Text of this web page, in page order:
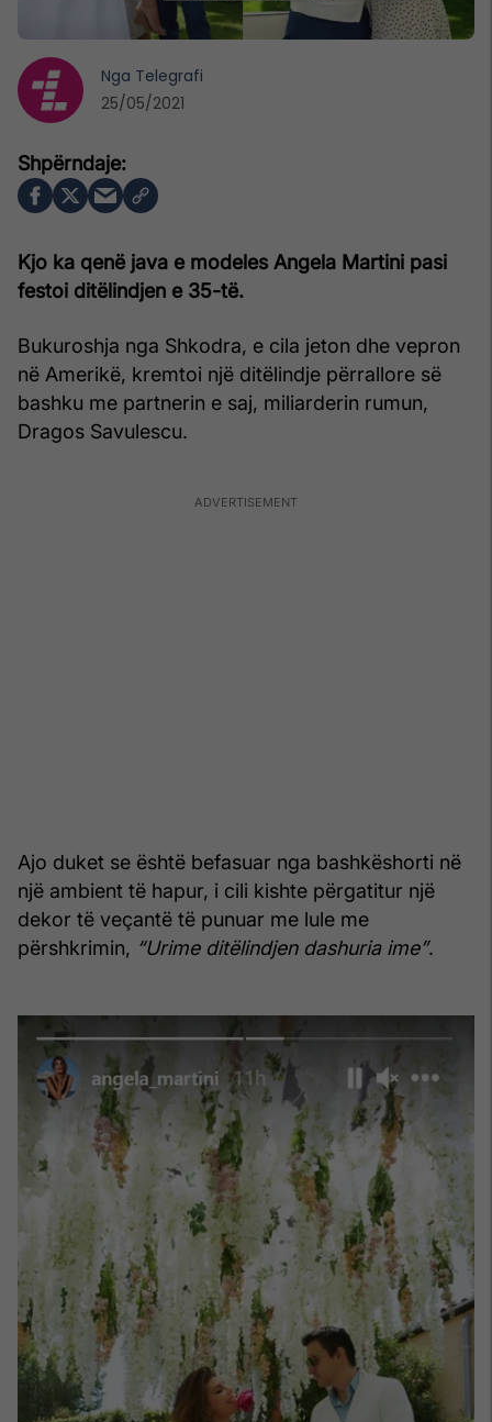
Kjo ka qenë java e modeles Angela Martini pasi
festoi ditëlindjen e 35-të.
Bukuroshja nga Shkodra, e cila jeton dhe vepron
në Amerikë, kremtoi një ditëlindje përrallore së
bashku me partnerin e saj, miliarderin rumun,
Dragos Savulescu.
Ajo duket se është befasuar nga bashkëshorti në
një ambient të hapur, i cili kishte përgatitur një
dekor të veçantë të punuar me lule me
përshkrimin, “Urime ditëlindjen dashuria ime”.
Nga Telegrafi
25/05/2021